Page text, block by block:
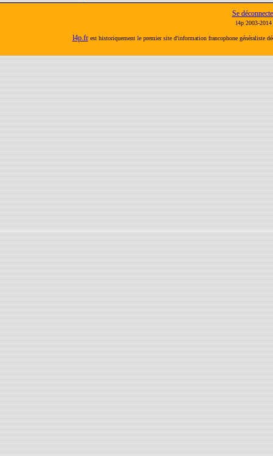
Se
l4p 2003-
l4p.frest historiquement le premier site d'information francophone généraliste